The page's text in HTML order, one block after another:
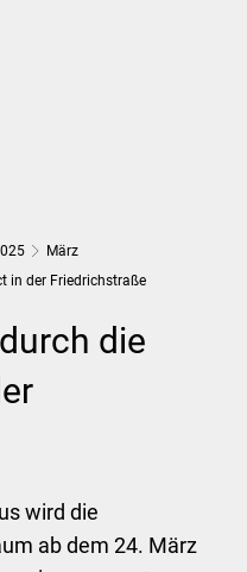
März
in der Friedrichstraße
die
wird die
ab dem 24. März